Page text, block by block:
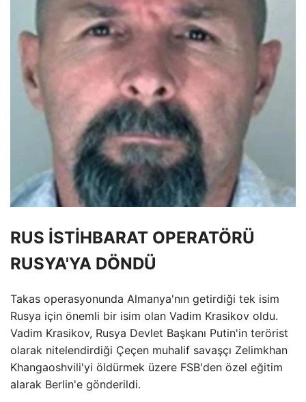
RUS İSTİHBARAT OPERATÖRÜ
RUSYA'YA DÖNDÜ
Takas operasyonunda Almanya'nın getirdiği tek isim
Rusya için önemli bir isim olan Vadim Krasikov oldu.
Vadim Krasikov, Rusya Devlet Başkanı Putin'in terörist
olarak nitelendirdiği Çeçen muhalif savaşçı Zelimkhan
Khangaoshvili'yi öldürmek üzere FSB'den özel eğitim
alarak Berlin'e gönderildi.